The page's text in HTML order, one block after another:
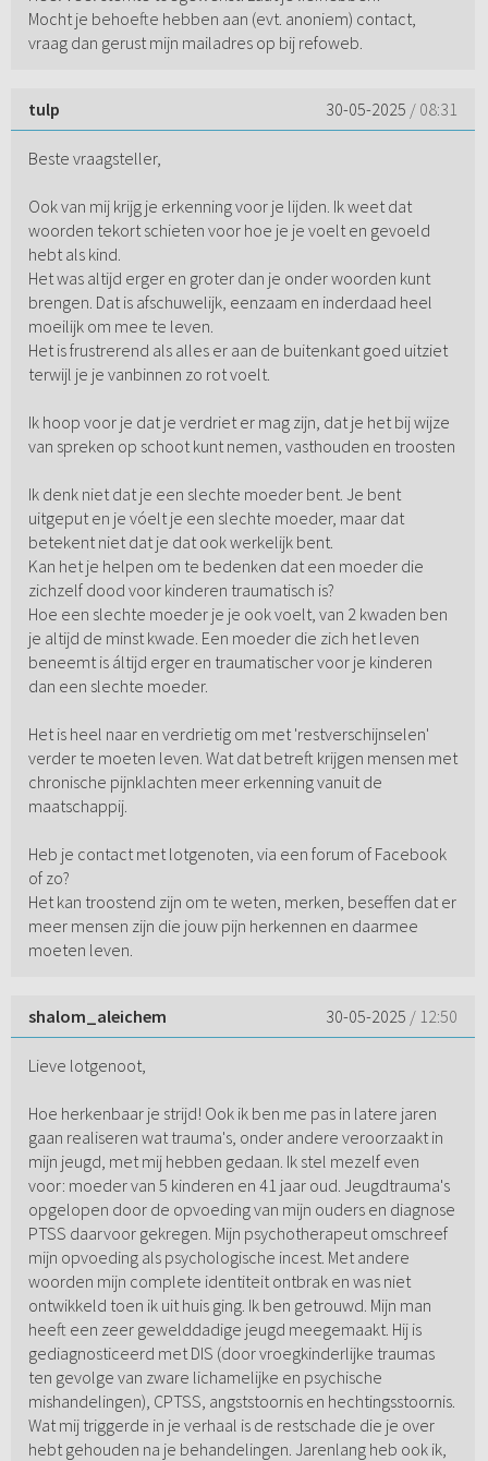
Mocht je behoefte hebben aan (evt. anoniem) contact,
vraag dan gerust mijn mailadres op bij refoweb.
tulp 30-05-2025 / 08:31
Beste vraagsteller,
Ook van mij krijg je erkenning voor je lijden. Ik weet dat
woorden tekort schieten voor hoe je je voelt en gevoeld
hebt als kind.
Het was altijd erger en groter dan je onder woorden kunt
brengen. Dat is afschuwelijk, eenzaam en inderdaad heel
moeilijk om mee te leven.
Het is frustrerend als alles er aan de buitenkant goed uitziet
terwijl je je vanbinnen zo rot voelt.
Ik hoop voor je dat je verdriet er mag zijn, dat je het bij wijze
van spreken op schoot kunt nemen, vasthouden en troosten
Ik denk niet dat je een slechte moeder bent. Je bent
uitgeput en je vóelt je een slechte moeder, maar dat
betekent niet dat je dat ook werkelijk bent.
Kan het je helpen om te bedenken dat een moeder die
zichzelf dood voor kinderen traumatisch is?
Hoe een slechte moeder je je ook voelt, van 2 kwaden ben
je altijd de minst kwade. Een moeder die zich het leven
beneemt is áltijd erger en traumatischer voor je kinderen
dan een slechte moeder.
Het is heel naar en verdrietig om met 'restverschijnselen'
verder te moeten leven. Wat dat betreft krijgen mensen met
chronische pijnklachten meer erkenning vanuit de
maatschappij.
Heb je contact met lotgenoten, via een forum of Facebook
of zo?
Het kan troostend zijn om te weten, merken, beseffen dat er
meer mensen zijn die jouw pijn herkennen en daarmee
moeten leven.
shalom_aleichem 30-05-2025 / 12:50
Lieve lotgenoot,
Hoe herkenbaar je strijd! Ook ik ben me pas in latere jaren
gaan realiseren wat trauma's, onder andere veroorzaakt in
mijn jeugd, met mij hebben gedaan. Ik stel mezelf even
voor: moeder van 5 kinderen en 41 jaar oud. Jeugdtrauma's
opgelopen door de opvoeding van mijn ouders en diagnose
PTSS daarvoor gekregen. Mijn psychotherapeut omschreef
mijn opvoeding als psychologische incest. Met andere
woorden mijn complete identiteit ontbrak en was niet
ontwikkeld toen ik uit huis ging. Ik ben getrouwd. Mijn man
heeft een zeer gewelddadige jeugd meegemaakt. Hij is
gediagnosticeerd met DIS (door vroegkinderlijke traumas
ten gevolge van zware lichamelijke en psychische
mishandelingen), CPTSS, angststoornis en hechtingsstoornis.
Wat mij triggerde in je verhaal is de restschade die je over
hebt gehouden na je behandelingen. Jarenlang heb ook ik,